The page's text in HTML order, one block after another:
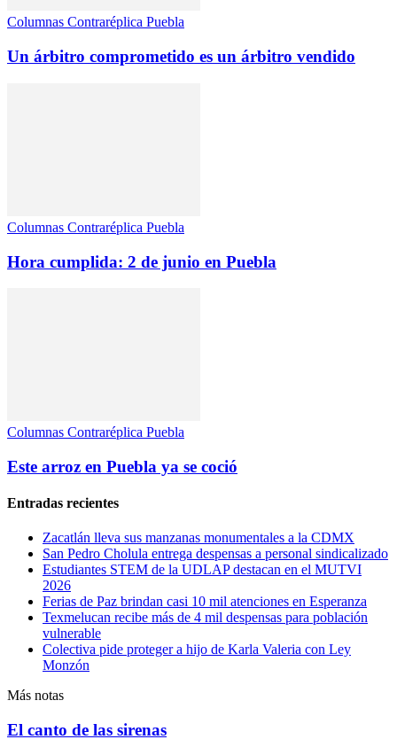
Columnas Contraréplica Puebla
Un árbitro comprometido es un árbitro vendido
Columnas Contraréplica Puebla
Hora cumplida: 2 de junio en Puebla
Columnas Contraréplica Puebla
Este arroz en Puebla ya se coció
Entradas recientes
Zacatlán lleva sus manzanas monumentales a la CDMX
San Pedro Cholula entrega despensas a personal sindicalizado
Estudiantes STEM de la UDLAP destacan en el MUTVI
2026
Ferias de Paz brindan casi 10 mil atenciones en Esperanza
Texmelucan recibe más de 4 mil despensas para población
vulnerable
Colectiva pide proteger a hijo de Karla Valeria con Ley
Monzón
Más notas
El canto de las sirenas